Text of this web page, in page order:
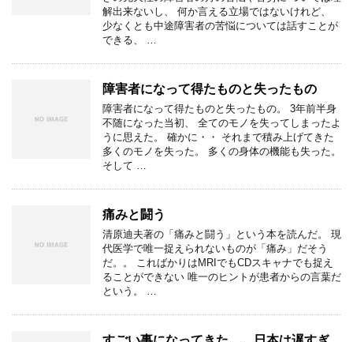
解出来ないし、 何か言える立場ではないけれど、
少なくとも中途障害者の苦悩については話すことが
できる、 …
障害者になって得たものと失ったもの
障害者になって得たものと失ったもの。 3年前半身
不随になった当初、 全てのモノを失ってしまったよ
うに思えた。 確かに・・ それまで積み上げてきた
多くのモノを失った。 多くの身体の機能も失った。
そして …
痛みと闘う
清原迪夫著の「痛みと闘う」という本を読んだ。 現
代医学で唯一捉えられないものが「痛み」だそう
だ。。 こればかりはMRIでもCDスキャナでも捉え
ることができない 唯一のヒントが患者からの言葉だ
という。 …